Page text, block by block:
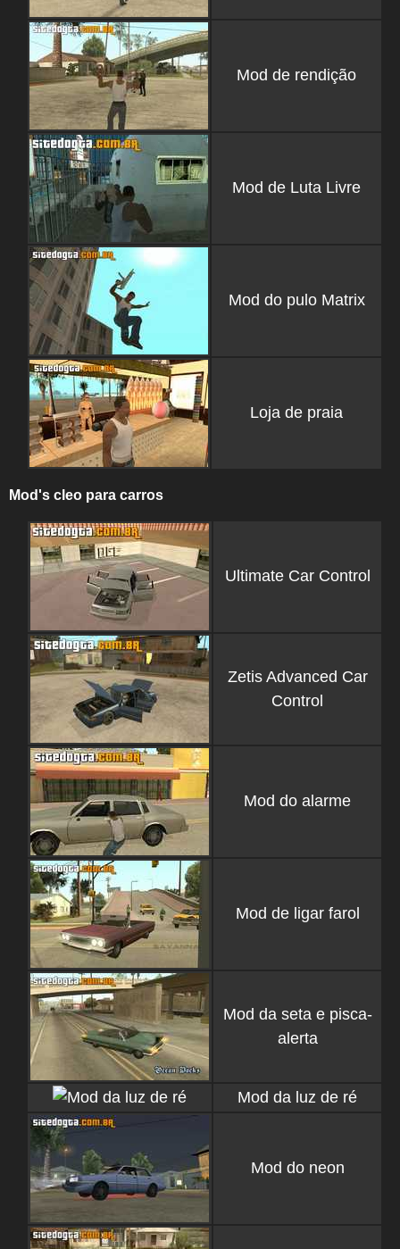
Mod de rendição
Mod de Luta Livre
Mod do pulo Matrix
Loja de praia
Mod's cleo para carros
Ultimate Car Control
Zetis Advanced Car
Control
Mod do alarme
Mod de ligar farol
Mod da seta e pisca-
alerta
Mod da luz de ré
Mod do neon